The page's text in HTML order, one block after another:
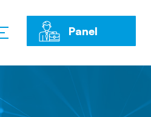
Panel